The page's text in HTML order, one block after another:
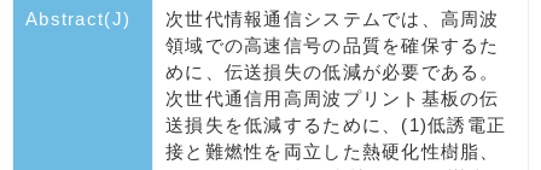
Abstract(J)
次世代情報通信システムでは、高周波
領域での高速信号の品質を確保するた
めに、伝送損失の低減が必要である。
次世代通信用高周波プリント基板の伝
送損失を低減するために、(1)低誘電正
接と難燃性を両立した熱硬化性樹脂、